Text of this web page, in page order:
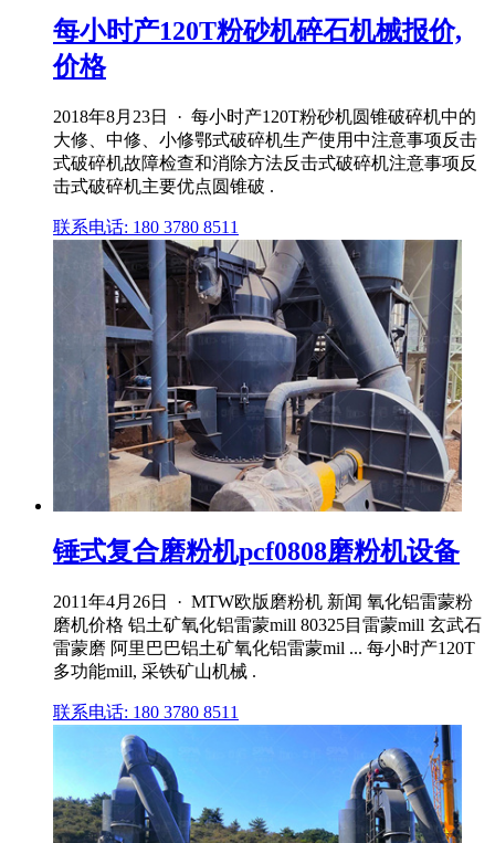
每小时产120T粉砂机碎石机械报价,
价格
2018年8月23日 · 每小时产120T粉砂机圆锥破碎机中的
大修、中修、小修鄂式破碎机生产使用中注意事项反击
式破碎机故障检查和消除方法反击式破碎机注意事项反
击式破碎机主要优点圆锥破 .
联系电话: 180 3780 8511
锤式复合磨粉机pcf0808磨粉机设备
2011年4月26日 · MTW欧版磨粉机 新闻 氧化铝雷蒙粉
磨机价格 铝土矿氧化铝雷蒙mill 80325目雷蒙mill 玄武石
雷蒙磨 阿里巴巴铝土矿氧化铝雷蒙mil ... 每小时产120T
多功能mill, 采铁矿山机械 .
联系电话: 180 3780 8511